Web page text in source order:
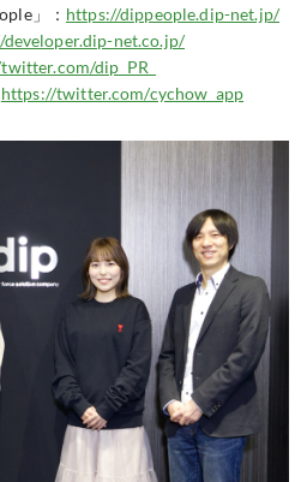
」： https://dippeople.dip-net.jp/
net.co.jp/
dip_PR_
https://twitter.com/cychow_app